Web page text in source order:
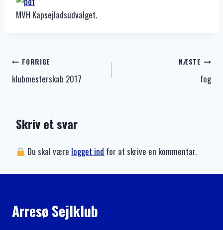
MVH Kapsejladsudvalget.
Indlægsnavigation
FORRIGE
klubmesterskab 2017
NÆSTE
fog
Skriv et svar
Du skal være logget ind for at skrive en kommentar.
Arresø Sejlklub